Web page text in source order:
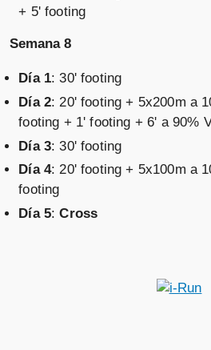
+ 5' footing
Semana 8
Día 1: 30' footing
Día 2: 20' footing + 5x200m a
footing + 1' footing + 6' a 90%
Día 3: 30' footing
Día 4: 20' footing + 5x100m a
footing
Día 5:Cross